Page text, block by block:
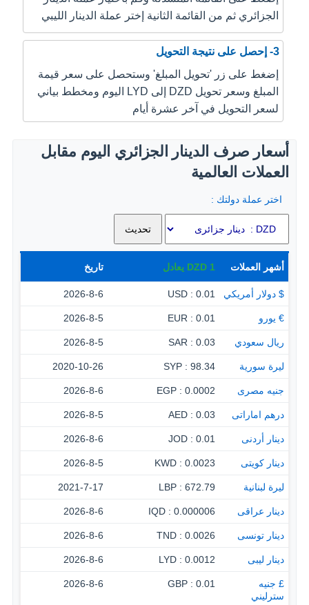
الجزائري ثم من القائمة الثانية إختر عملة الدينار الليبي
3- إحصل على نتيجة التحويل
إضغط على زر 'تحويل المبلغ' وستحصل على سعر قيمة
المبلغ وسعر تحويل DZD إلى LYD اليوم ومخطط بياني
لسعر التحويل في آخر عشرة أيام
أسعار صرف الدينار الجزائري اليوم مقابل
العملات العالمية
اختر عملة دولتك :
أشهر العملات 1
DZD يعادل تاريخ
$ دولار أمريكي 0.01 : USD
2026-8-6
€ يورو 0.01 : EUR
2026-8-5
ريال سعودي 0.03 : SAR
2026-8-5
ليرة سورية 98.34 : SYP
2020-10-26
جنيه مصرى 0.0002 : EGP
2026-8-6
درهم اماراتى 0.03 : AED
2026-8-5
دينار أردنى 0.01 : JOD
2026-8-6
دينار كويتى 0.0023 : KWD
2026-8-5
ليرة لبنانية 672.79 : LBP
2021-7-17
دينار عراقى 0.000006 : IQD
2026-8-6
دينار تونسى 0.0026 : TND
2026-8-6
دينار ليبى 0.0012 : LYD
2026-8-6
£ جنيه
سترليني
0.01 : GBP
2026-8-6